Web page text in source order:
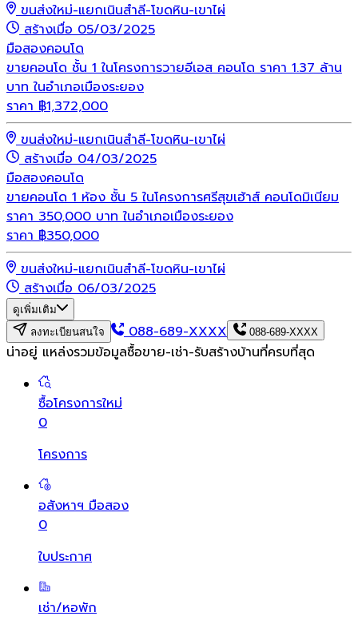
ขนส่งใหม่-แยกเนินสำลี-โขดหิน-เขาไผ่
สร้างเมื่อ 05/03/2025
มือสองคอนโด
ขายคอนโด ชั้น 1 ในโครงการวายอีเอส คอนโด ราคา 1.37 ล้าน
บาท ในอำเภอเมืองระยอง
ราคา ฿1,372,000
ขนส่งใหม่-แยกเนินสำลี-โขดหิน-เขาไผ่
สร้างเมื่อ 04/03/2025
มือสองคอนโด
ขายคอนโด 1 ห้อง ชั้น 5 ในโครงการศรีสุขเฮ้าส์ คอนโดมิเนียม
ราคา 350,000 บาท ในอำเภอเมืองระยอง
ราคา ฿350,000
ขนส่งใหม่-แยกเนินสำลี-โขดหิน-เขาไผ่
สร้างเมื่อ 06/03/2025
ดูเพิ่มเติม
ลงทะเบียนสนใจ
088-689-XXXX 088-689-XXXX
น่าอยู่ แหล่งรวมข้อมูลซื้อขาย-เช่า-รับสร้างบ้านที่ครบที่สุด
ซื้อโครงการใหม่
0
โครงการ
อสังหาฯ มือสอง
0
ใบประกาศ
เช่า/หอพัก